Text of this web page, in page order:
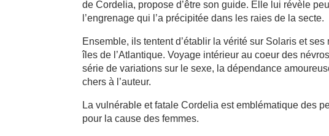
de Cordelia, propose d’être son guide. Elle lui révèle
l’engrenage qui l’a précipitée dans les raies de la secte.
Ensemble, ils tentent d’établir la vérité sur Solaris et
îles de l’Atlantique. Voyage intérieur au coeur des
série de variations sur le sexe, la dépendance
chers à l’auteur.
La vulnérable et fatale Cordelia est emblématique des
pour la cause des femmes.